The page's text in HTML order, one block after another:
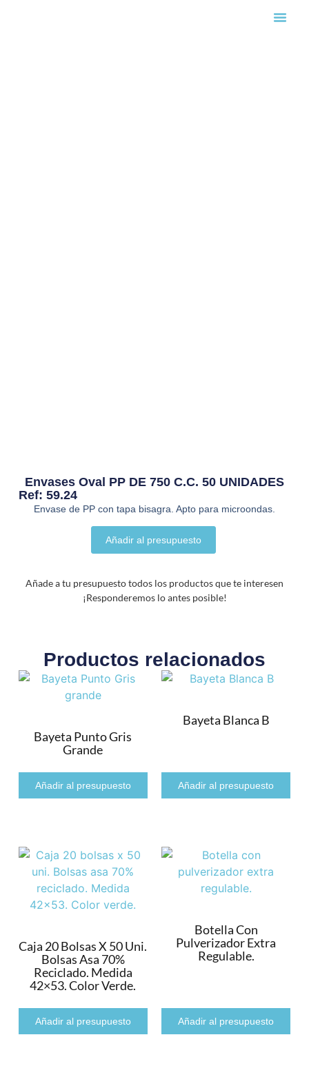
Envases Oval PP DE 750 C.C. 50 UNIDADES
Ref: 59.24
Envase de PP con tapa bisagra. Apto para microondas.
Añadir al presupuesto
Añade a tu presupuesto todos los productos que te interesen
¡Responderemos lo antes posible!
Productos relacionados
Bayeta Punto Gris
Grande
Añadir al presupuesto
Bayeta Blanca B
Añadir al presupuesto
Caja 20 Bolsas X 50 Uni.
Bolsas Asa 70%
Reciclado. Medida
42×53. Color Verde.
Añadir al presupuesto
Botella Con
Pulverizador Extra
Regulable.
Añadir al presupuesto